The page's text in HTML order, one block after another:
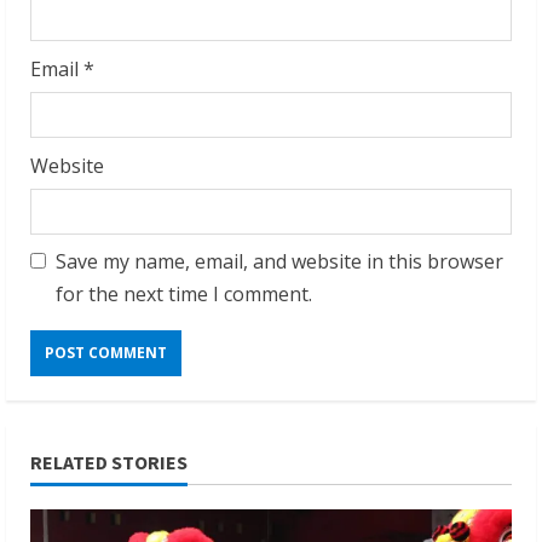
Email *
Website
Save my name, email, and website in this browser
for the next time I comment.
RELATED STORIES